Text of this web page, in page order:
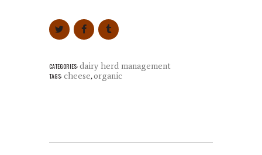
CATEGORIES: dairy herd management
TAGS: cheese,organic